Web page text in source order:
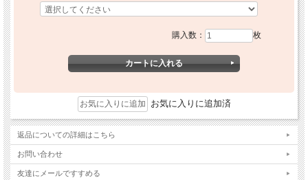
購入数： 枚
お気に入りに追加済
返品についての詳細はこちら
お問い合わせ
友達にメールですすめる